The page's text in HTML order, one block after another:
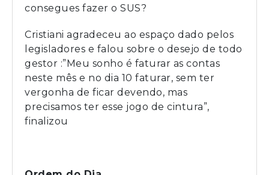
consegues fazer o SUS?
Cristiani agradeceu ao espaço dado pelos
legisladores e falou sobre o desejo de todo
gestor :”Meu sonho é faturar as contas
neste mês e no dia 10 faturar, sem ter
vergonha de ficar devendo, mas
precisamos ter esse jogo de cintura”,
finalizou